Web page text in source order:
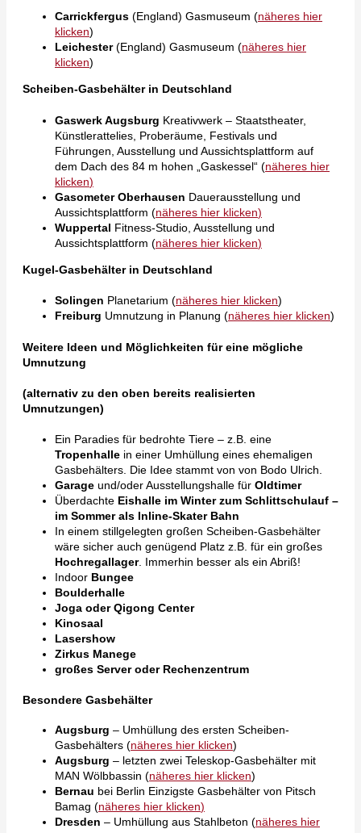
Carrickfergus (England) Gasmuseum (näheres hier
klicken)
Leichester(England) Gasmuseum (näheres hier
klicken)
Scheiben-Gasbehälter in Deutschland
Gaswerk Augsburg Kreativwerk – Staatstheater,
Künstlerattelies, Proberäume, Festivals und
Führungen, Ausstellung und Aussichtsplattform auf
dem Dach des 84 m hohen „Gaskessel“ (näheres hier
klicken)
Gasometer Oberhausen Dauerausstellung und
Aussichtsplattform (näheres hier klicken)
Wuppertal Fitness-Studio, Ausstellung und
Aussichtsplattform (näheres hier klicken)
Kugel-Gasbehälter in Deutschland
Solingen Planetarium (näheres hier klicken)
Freiburg Umnutzung in Planung (näheres hier klicken)
Weitere Ideen und Möglichkeiten für eine mögliche
Umnutzung
(alternativ zu den oben bereits realisierten
Umnutzungen)
Ein Paradies für bedrohte Tiere – z.B. eine
Tropenhalle in einer Umhüllung eines ehemaligen
Gasbehälters. Die Idee stammt von von Bodo Ulrich.
Garage und/oder Ausstellungshalle für Oldtimer
Überdachte Eishalle im Winter zum Schlittschulauf –
im Sommer als Inline-Skater Bahn
In einem stillgelegten großen Scheiben-Gasbehälter
wäre sicher auch genügend Platz z.B. für ein großes
Hochregallager. Immerhin besser als ein Abriß!
Indoor Bungee
Boulderhalle
Joga oder Qigong Center
Kinosaal
Lasershow
Zirkus Manege
großes Server oder Rechenzentrum
Besondere Gasbehälter
Augsburg – Umhüllung des ersten Scheiben-
Gasbehälters (näheres hier klicken)
Augsburg – letzten zwei Teleskop-Gasbehälter mit
MAN Wölbbassin (näheres hier klicken)
Bernau bei Berlin Einzigste Gasbehälter von Pitsch
Bamag (näheres hier klicken)
Dresden – Umhüllung aus Stahlbeton (näheres hier